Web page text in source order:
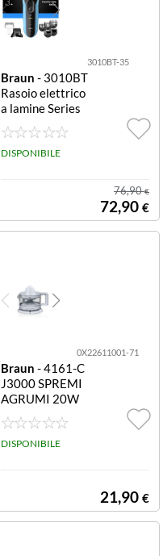
3010BT-35
Braun - 3010BT
Rasoio elettrico
a lamine Series
3+ Wet & Dry R
ASOIO RIC WE
T&DRY 3LAME
DISPONIBILE
76,90€
72,90 €
0X22611001-71
Braun - 4161-C
J3000 SPREMI
AGRUMI 20W
0,4LT
DISPONIBILE
21,90 €